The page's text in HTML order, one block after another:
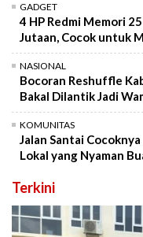
GADGET
4 HP Redmi Memori
Jutaan, Cocok untuk
NASIONAL
Bocoran Reshuffle
Bakal Dilantik Jadi
KOMUNITAS
Jalan Santai
Lokal yang Nyaman
Terkini